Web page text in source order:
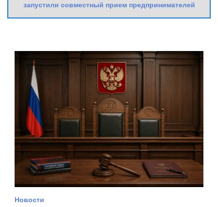
запустили совместный прием предпринимателей
Новости